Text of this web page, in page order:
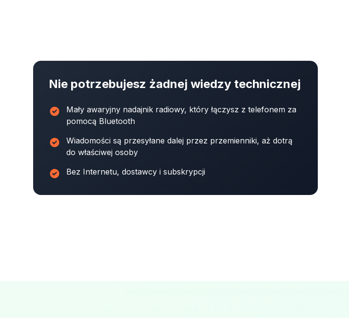
Nie potrzebujesz żadnej wiedzy technicznej
Mały awaryjny nadajnik radiowy, który łączysz z telefonem za
pomocą Bluetooth
Wiadomości są przesyłane dalej przez przemienniki, aż dotrą
do właściwej osoby
Bez Internetu, dostawcy i subskrypcji